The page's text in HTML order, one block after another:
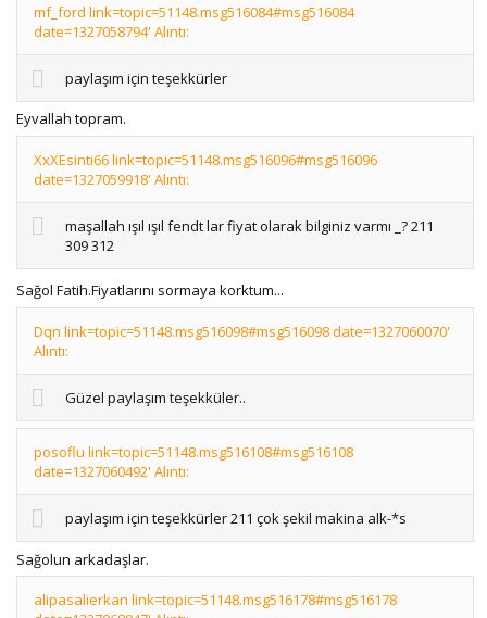
mf_ford link=topic=51148.msg516084#msg516084
date=1327058794' Alıntı:
paylaşım için teşekkürler
Eyvallah topram.
XxXEsinti66 link=topic=51148.msg516096#msg516096
date=1327059918' Alıntı:
maşallah ışıl ışıl fendt lar fiyat olarak bilginiz varmı _? 211
309 312
Sağol Fatih.Fiyatlarını sormaya korktum...
Dqn link=topic=51148.msg516098#msg516098 date=1327060070'
Alıntı:
Güzel paylaşım teşekküler..
posoflu link=topic=51148.msg516108#msg516108
date=1327060492' Alıntı:
paylaşım için teşekkürler 211 çok şekil makina alk-*s
Sağolun arkadaşlar.
alipasalierkan link=topic=51148.msg516178#msg516178